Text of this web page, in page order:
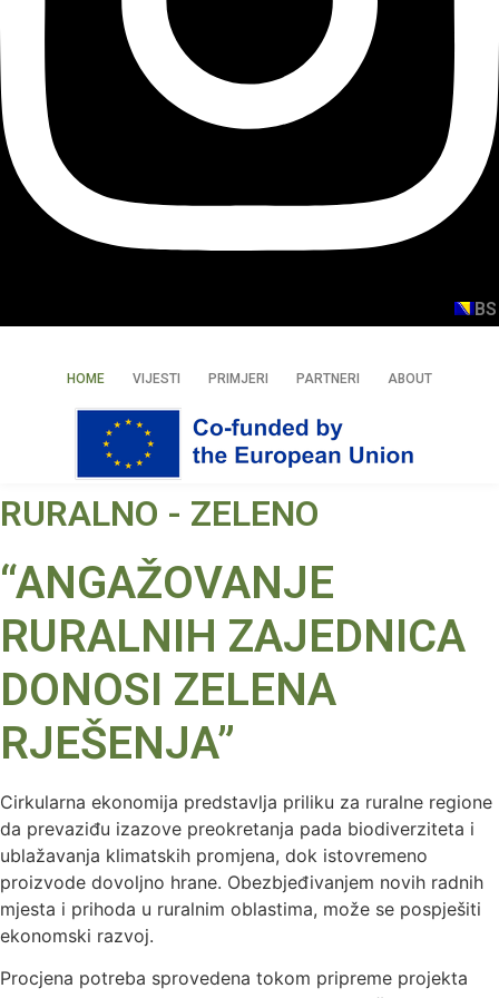
BS
HOME VIJESTI PRIMJERI PARTNERI ABOUT
RURALNO - ZELENO
“ANGAŽOVANJE
RURALNIH ZAJEDNICA
DONOSI ZELENA
RJEŠENJA”
Cirkularna ekonomija predstavlja priliku za ruralne regione
da prevaziđu izazove preokretanja pada biodiverziteta i
ublažavanja klimatskih promjena, dok istovremeno
proizvode dovoljno hrane. Obezbjeđivanjem novih radnih
mjesta i prihoda u ruralnim oblastima, može se pospješiti
ekonomski razvoj.
Procjena potreba sprovedena tokom pripreme projekta